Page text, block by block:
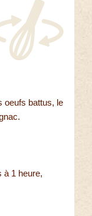
oeufs battus, le
à 1 heure,